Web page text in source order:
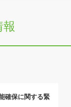
確保に関する緊